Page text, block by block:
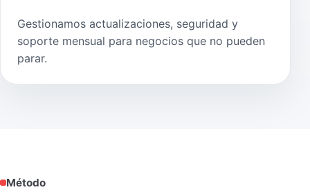
Gestionamos actualizaciones, seguridad y
soporte mensual para negocios que no pueden
parar.
Método